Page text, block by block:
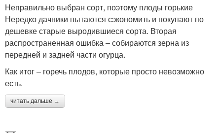
Неправильно выбран сорт, поэтому плоды горькие
Нередко дачники пытаются сэкономить и покупают по
дешевке старые выродившиеся сорта. Вторая
распространенная ошибка – собираются зерна из
передней и задней части огурца.
Как итог – горечь плодов, которые просто невозможно
есть.
читать дальше →